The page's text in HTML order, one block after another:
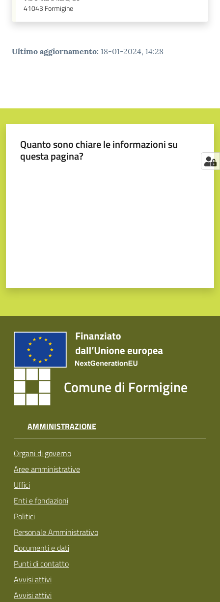
41043 Formigine
Ultimo aggiornamento: 18-01-2024, 14:28
Quanto sono chiare le informazioni su
questa pagina?
Comune di Formigine
AMMINISTRAZIONE
Organi di governo
Aree amministrative
Uffici
Enti e fondazioni
Politici
Personale Amministrativo
Documenti e dati
Punti di contatto
Avvisi attivi
Avvisi attivi